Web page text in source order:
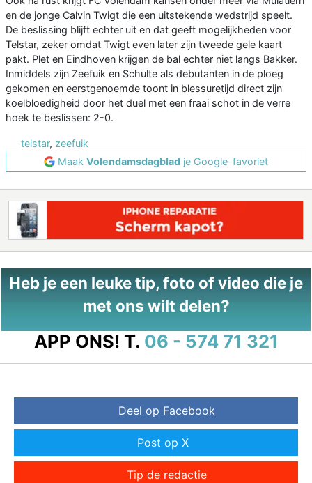
en de jonge Calvin Twigt die een uitstekende wedstrijd speelt.
De beslissing blijft echter uit en dat geeft mogelijkheden voor
Telstar, zeker omdat Twigt even later zijn tweede gele kaart
pakt. Plet en Eindhoven krijgen de bal echter niet langs Bakker.
Inmiddels zijn Zeefuik en Schulte als debutanten in de ploeg
gekomen en eerstgenoemde toont in blessuretijd direct zijn
koelbloedigheid door het duel met een fraai schot in de verre
hoek te beslissen: 2-0.
telstar, zeefuik
Maak Volendamsdagblad je Google-favoriet
Heb je een leuke tip, foto of video die je
met ons wilt delen?
APP ONS! T. 06 - 574 71 321
Deel op Facebook
Post op X
Tip de redactie